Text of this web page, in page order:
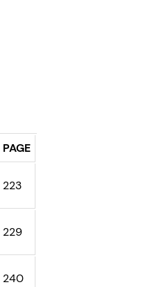
PAGE
223
229
240